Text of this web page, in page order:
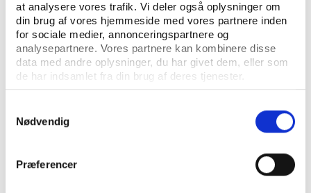
at analysere vores trafik. Vi deler også oplysninger om
din brug af vores hjemmeside med vores partnere inden
for sociale medier, annonceringspartnere og
analysepartnere. Vores partnere kan kombinere disse
data med andre oplysninger, du har givet dem, eller som
de har indsamlet fra din brug af deres tjenester.
Nødvendig
Præferencer
KONTAKT OS
+45 3266 1030